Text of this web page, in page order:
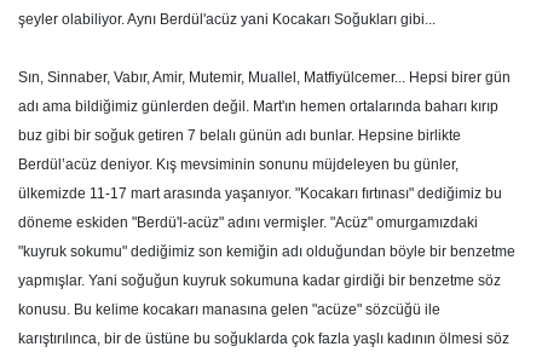
şeyler olabiliyor. Aynı Berdül'acüz yani Kocakarı Soğukları gibi...
Sın, Sinnaber, Vabır, Amir, Mutemir, Muallel, Matfiyülcemer... Hepsi birer gün
adı ama bildiğimiz günlerden değil. Mart'ın hemen ortalarında baharı kırıp
buz gibi bir soğuk getiren 7 belalı günün adı bunlar. Hepsine birlikte
Berdül’acüz deniyor. Kış mevsiminin sonunu müjdeleyen bu günler,
ülkemizde 11-17 mart arasında yaşanıyor. "Kocakarı fırtınası" dediğimiz bu
döneme eskiden "Berdü'l-acüz" adını vermişler. "Acüz" omurgamızdaki
"kuyruk sokumu" dediğimiz son kemiğin adı olduğundan böyle bir benzetme
yapmışlar. Yani soğuğun kuyruk sokumuna kadar girdiği bir benzetme söz
konusu. Bu kelime kocakarı manasına gelen "acüze" sözcüğü ile
karıştırılınca, bir de üstüne bu soğuklarda çok fazla yaşlı kadının ölmesi söz